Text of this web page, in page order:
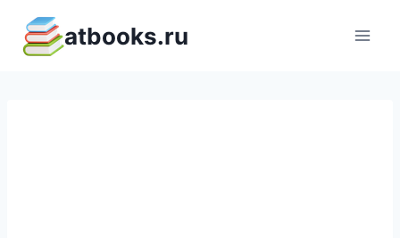
содержимому
atbooks.ru